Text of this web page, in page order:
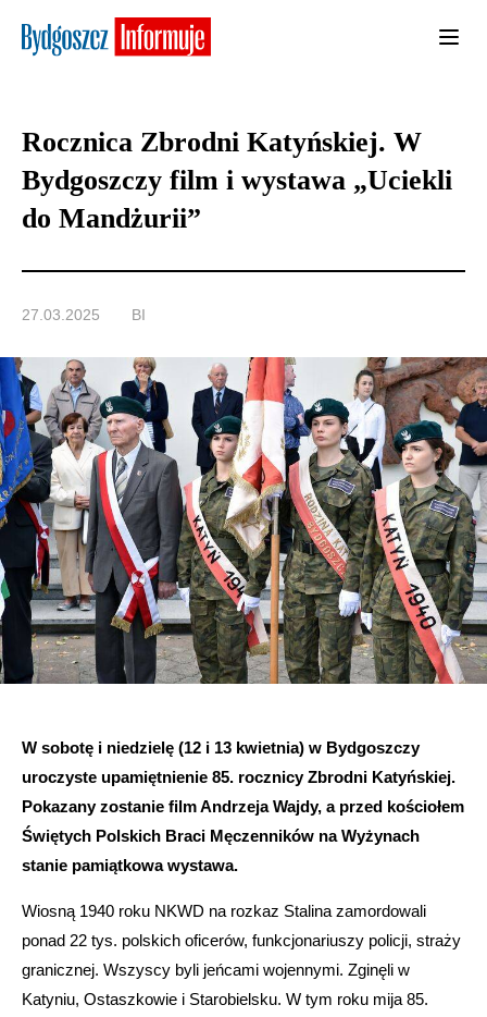
Rocznica Zbrodni Katyńskiej. W
Bydgoszczy film i wystawa „Uciekli
do Mandżurii”
27.03.2025 BI
W sobotę i niedzielę (12 i 13 kwietnia) w Bydgoszczy
uroczyste upamiętnienie 85. rocznicy Zbrodni Katyńskiej.
Pokazany zostanie film Andrzeja Wajdy, a przed kościołem
Świętych Polskich Braci Męczenników na Wyżynach
stanie pamiątkowa wystawa.
Wiosną 1940 roku NKWD na rozkaz Stalina zamordowali
ponad 22 tys. polskich oficerów, funkcjonariuszy policji, straży
granicznej. Wszyscy byli jeńcami wojennymi. Zginęli w
Katyniu, Ostaszkowie i Starobielsku. W tym roku mija 85.